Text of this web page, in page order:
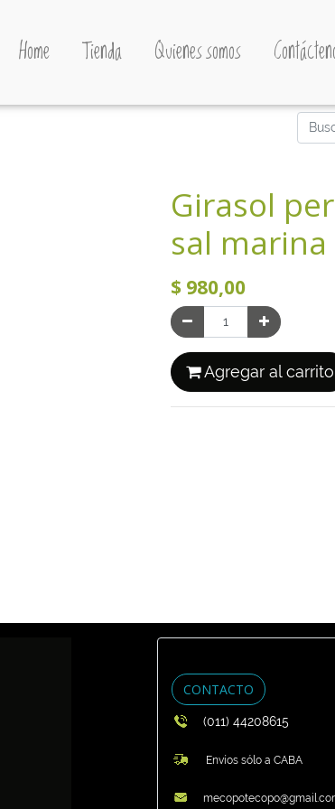
Home Tienda Quienes somos
Girasol
sal marina
$ 980,00
Agregar al carrito
CONTACTO
(011) 44208615
Envíos sólo a CABA